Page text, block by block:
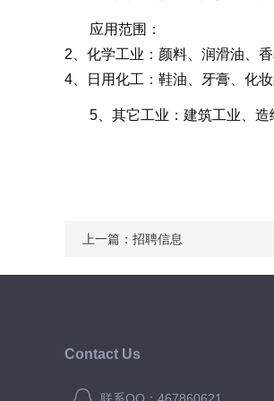
应用范围：
2、化学工业：颜料、润滑油、
4、日用化工：鞋油、牙膏、化
5、其它工业：建筑工业、造
上一篇： 招聘信息
Contact Us